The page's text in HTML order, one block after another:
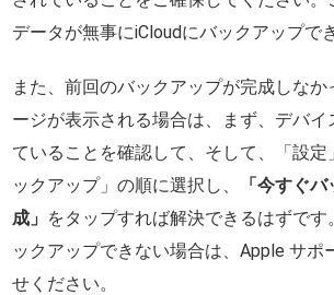
データが無事にiCloudにバックアップで
また、前回のバックアップが完成しな
ージが表示される場合は、まず、デバイ
ていることを確認して、そして、「設定
ックアップ」の順に選択し、
「今すぐ
成」 をタップすれば解決できるはずです
ックアップできない場合は、Apple サポ
せください。